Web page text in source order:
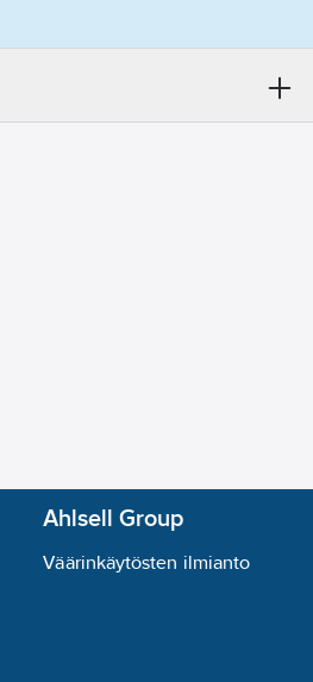
Ahlsell Group
Väärinkäytösten ilmianto